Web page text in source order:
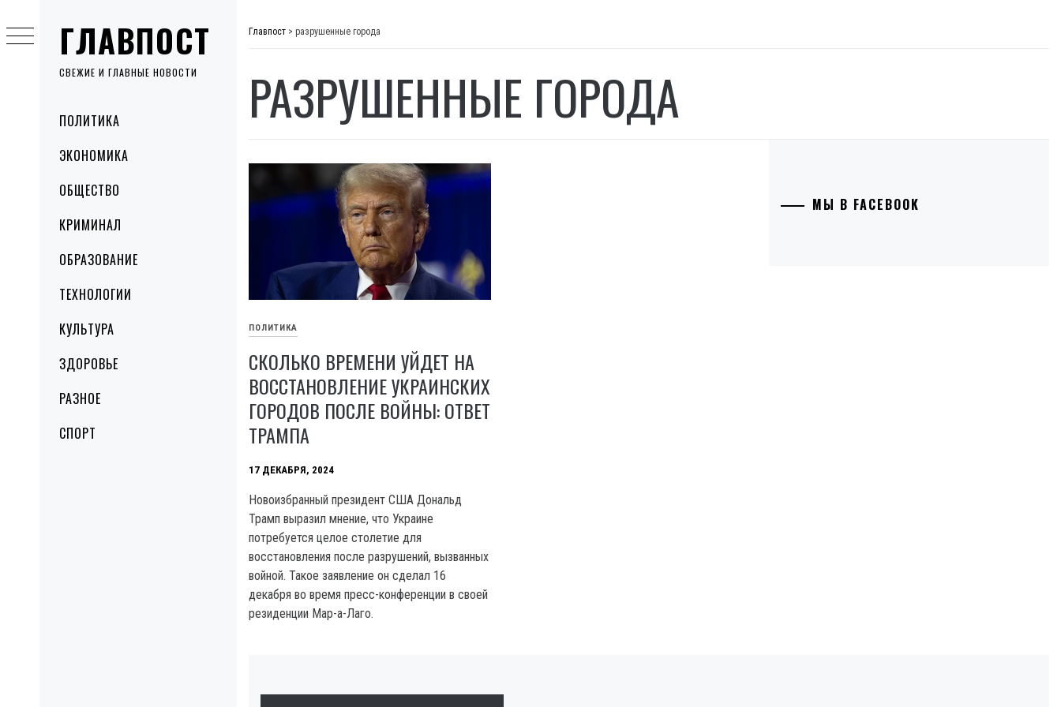
ГЛАВПОСТ
СВЕЖИЕ И ГЛАВНЫЕ НОВОСТИ
MenuПОЛИТИКА
ЭКОНОМИКА
ОБЩЕСТВО
КРИМИНАЛ
ОБРАЗОВАНИЕ
ТЕХНОЛОГИИ
КУЛЬТУРА
ЗДОРОВЬЕ
РАЗНОЕ
СПОРТ
to
content
Главпост > разрушенные города
РАЗРУШЕННЫЕ ГОРОДА
ПОЛИТИКА
СКОЛЬКО ВРЕМЕНИ УЙДЕТ НА
ВОССТАНОВЛЕНИЕ УКРАИНСКИХ
ГОРОДОВ ПОСЛЕ ВОЙНЫ: ОТВЕТ
ТРАМПА
17 ДЕКАБРЯ, 2024
Новоизбранный президент США Дональд
Трамп выразил мнение, что Украине
потребуется целое столетие для
восстановления после разрушений, вызванных
войной. Такое заявление он сделал 16
декабря во время пресс-конференции в своей
резиденции Мар-а-Лаго.
МЫ В FACEBOOK